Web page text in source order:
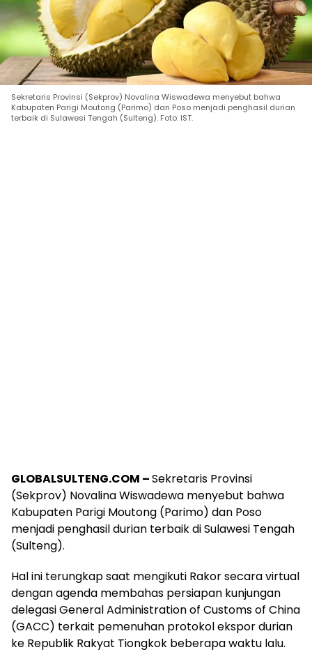
Sekretaris Provinsi (Sekprov) Novalina Wiswadewa menyebut bahwa
Kabupaten Parigi Moutong (Parimo) dan Poso menjadi penghasil durian
terbaik di Sulawesi Tengah (Sulteng). Foto: IST.
GLOBALSULTENG.COM –Sekretaris Provinsi
(Sekprov) Novalina Wiswadewa menyebut bahwa
Kabupaten Parigi Moutong (Parimo) dan Poso
menjadi penghasil durian terbaik di Sulawesi Tengah
(Sulteng).
Hal ini terungkap saat mengikuti Rakor secara virtual
dengan agenda membahas persiapan kunjungan
delegasi General Administration of Customs of China
(GACC) terkait pemenuhan protokol ekspor durian
ke Republik Rakyat Tiongkok beberapa waktu lalu.